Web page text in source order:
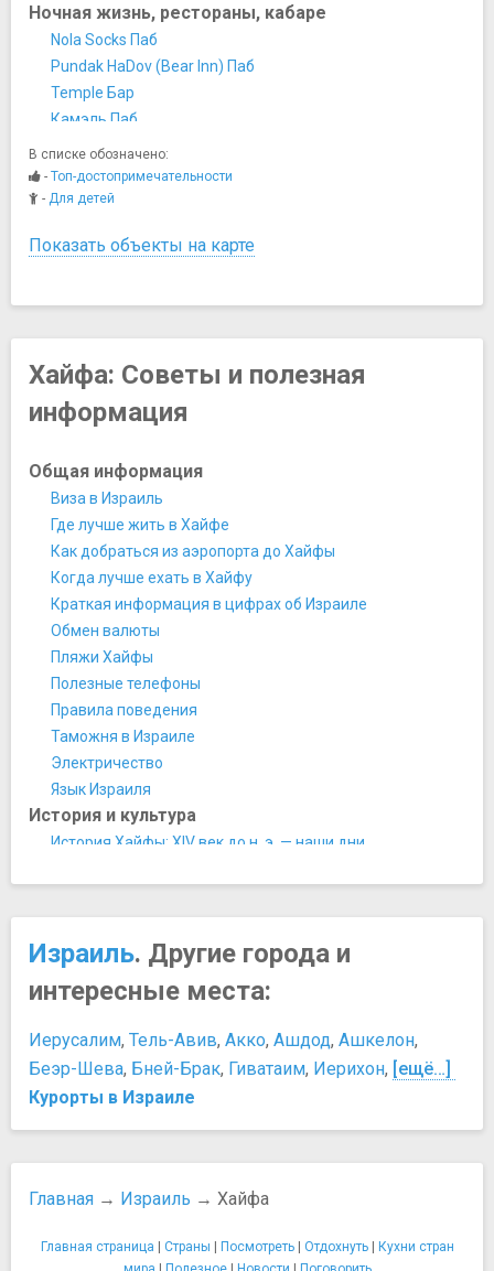
Ночная жизнь, рестораны, кабаре
Nola Socks Паб
Pundak HaDov (Bear Inn) Паб
Temple Бар
Камэль Паб
Родео Паб
Синкопа
Парки и природные достопримечательности
Парк Нешер с подвесными мостами
Учебный зоопарк Хайфы
Вади Ниснас
Пляжи, аквапарки, купальни, бани, аквариумы
Пляж Меридиан
Спортивные сооружения
Стадион «Самми Офер»
Храмы, соборы, монастыри
Бахайские сады и Бахайский Храм
Монастырь Мухрака ордена Кармелитов
Монастырь Стелла Марис
Активный отдых, аттракционы, развлечения
Серфинг-клуб Хайфы
Прочее
Блошиный рынок
Винный завод Tulip
Гранд Каньон Молл
Деревня художников Эйн Ход
Пещера пророка Илии
В списке обозначено:
- Топ-достопримечательности
- Для детей
Показать объекты на карте
Хайфа: Советы и полезная
информация
Общая информация
Виза в Израиль
Где лучше жить в Хайфе
Как добраться из аэропорта до Хайфы
Когда лучше ехать в Хайфу
Краткая информация в цифрах об Израиле
Обмен валюты
Пляжи Хайфы
Полезные телефоны
Правила поведения
Таможня в Израиле
Электричество
Язык Израиля
История и культура
История Хайфы: XIV век до н. э. — наши дни
Шаббат и активность
Персоны
Ирод I Великий
Соломон
Развлечения и отдых
Безопасность отдыха и купания на Мертвом море
Игорный бизнес
Фестивали в Хайфе
Покупки
Наличные и кредитная карта
Торг при покупке
Израиль. Другие города и
интересные места:
Иерусалим, Тель-Авив, Акко, Ашдод, Ашкелон,
Беэр-Шева, Бней-Брак, Гиватаим, Иерихон, [ещё…]
Курорты в Израиле
Главная → Израиль → Хайфа
Главная страница | Страны | Посмотреть| Отдохнуть| Кухни стран